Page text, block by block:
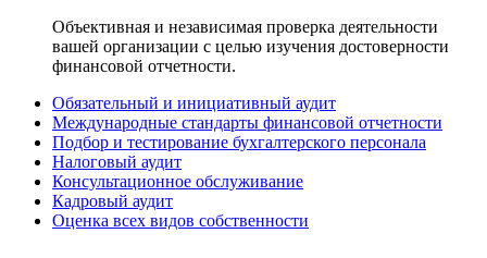
Объективная и независимая проверка деятельности
вашей организации с целью изучения достоверности
финансовой отчетности.
Обязательный и инициативный аудит
Международные стандарты финансовой отчетности
Подбор и тестирование бухгалтерского персонала
Налоговый аудит
Консультационное обслуживание
Кадровый аудит
Оценка всех видов собственности